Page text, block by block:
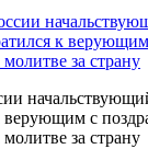
верующим с
за страну